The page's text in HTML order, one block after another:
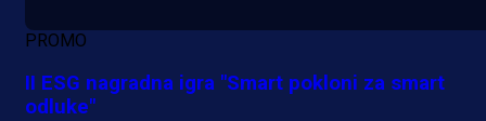
PROMO
II ESG nagradna igra "Smart pokloni za smart
odluke"